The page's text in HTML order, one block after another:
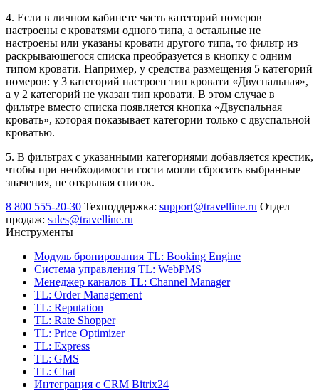
4. Если в личном кабинете часть категорий номеров
настроены с кроватями одного типа, а остальные не
настроены или указаны кровати другого типа, то фильтр из
раскрывающегося списка преобразуется в кнопку с одним
типом кровати. Например, у средства размещения 5 категорий
номеров: у 3 категорий настроен тип кровати «Двуспальная»,
а у 2 категорий не указан тип кровати. В этом случае в
фильтре вместо списка появляется кнопка «Двуспальная
кровать», которая показывает категории только с двуспальной
кроватью.
5. В фильтрах с указанными категориями добавляется крестик,
чтобы при необходимости гости могли сбросить выбранные
значения, не открывая список.
8 800 555-20-30 Техподдержка: support@travelline.ru Отдел
продаж: sales@travelline.ru
Инструменты
Модуль бронирования TL: Booking Engine
Система управления TL: WebPMS
Менеджер каналов TL: Channel Manager
TL: Order Management
TL: Reputation
TL: Rate Shopper
TL: Price Optimizer
TL: Express
TL: GMS
TL: Chat
Интеграция с CRM Bitrix24